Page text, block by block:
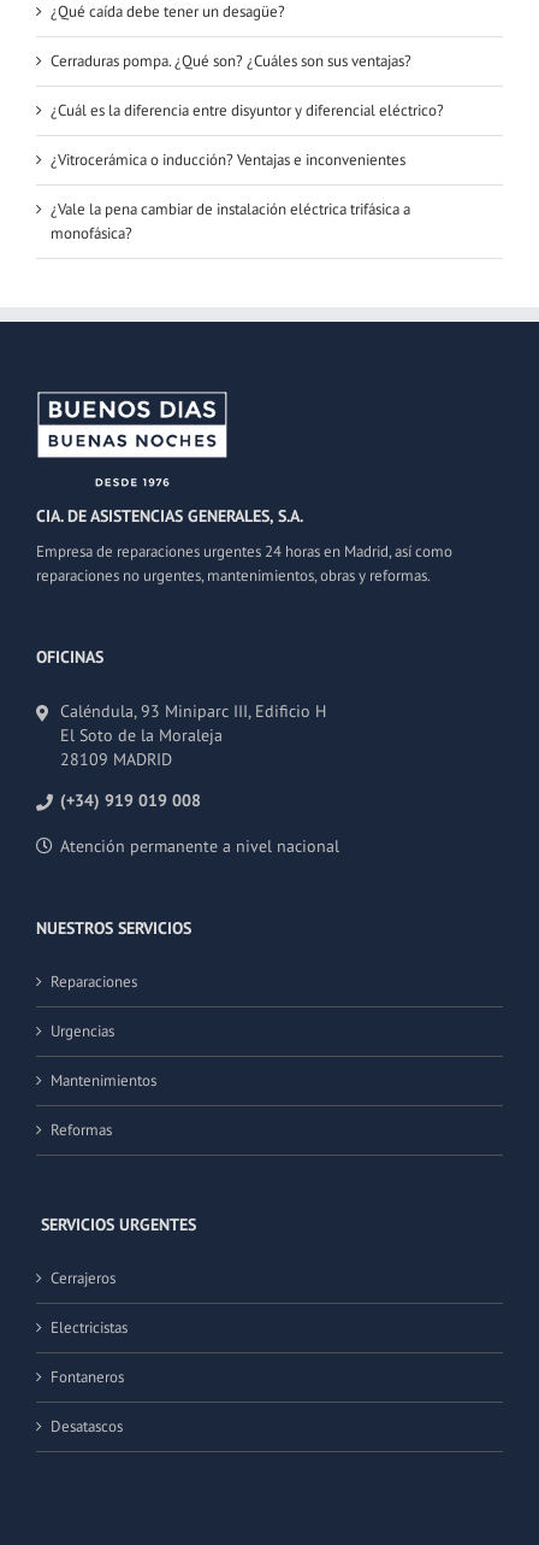
¿Qué caída debe tener un desagüe?
Cerraduras pompa. ¿Qué son? ¿Cuáles son sus ventajas?
¿Cuál es la diferencia entre disyuntor y diferencial eléctrico?
¿Vitrocerámica o inducción? Ventajas e inconvenientes
¿Vale la pena cambiar de instalación eléctrica trifásica a
monofásica?
CIA. DE ASISTENCIAS GENERALES, S.A.
Empresa de reparaciones urgentes 24 horas en Madrid, así como
reparaciones no urgentes, mantenimientos, obras y reformas.
OFICINAS
Caléndula, 93 Miniparc III, Edificio H
El Soto de la Moraleja
28109 MADRID
(+34) 919 019 008
Atención permanente a nivel nacional
NUESTROS SERVICIOS
Reparaciones
Urgencias
Mantenimientos
Reformas
SERVICIOS URGENTES
Cerrajeros
Electricistas
Fontaneros
Desatascos